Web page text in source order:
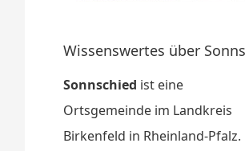
Wissenswertes über
Sonnschied ist eine
Ortsgemeinde im Landkreis
Birkenfeld in Rheinland-Pfalz.